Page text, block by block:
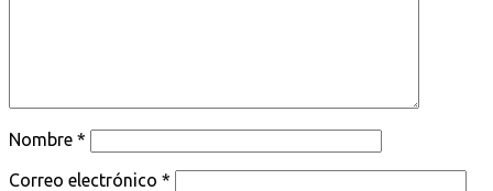
Nombre *
Correo electrónico *